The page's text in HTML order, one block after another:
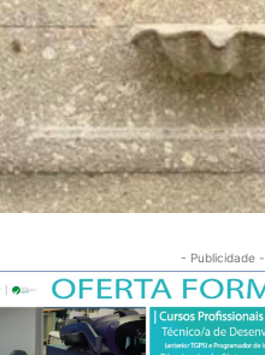
- Publicidade -